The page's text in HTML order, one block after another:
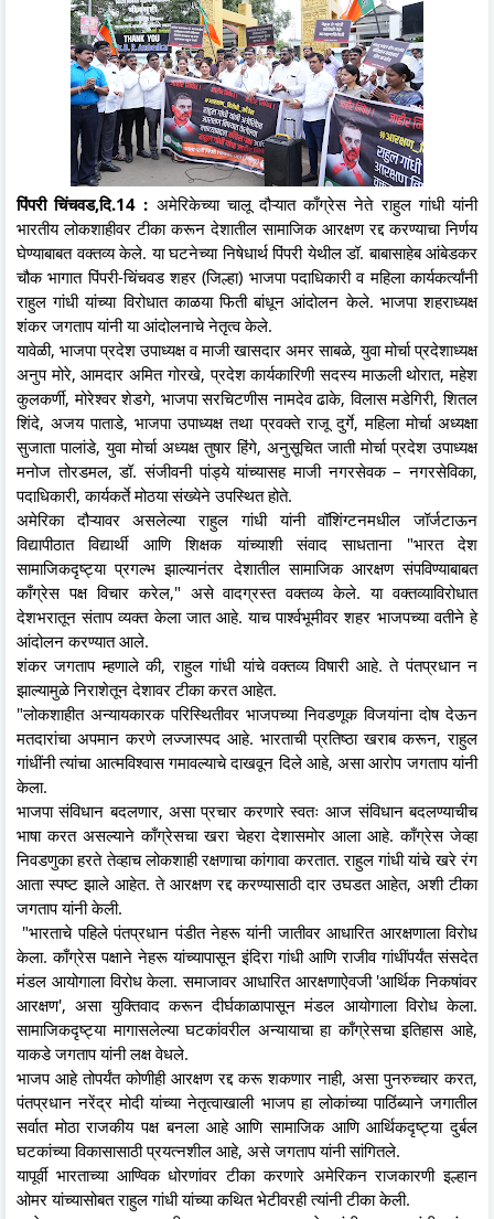
पिंपरी चिंचवड,दि.14 : अमेरिकेच्या चालू दौऱ्यात काँग्रेस नेते राहुल गांधी यांनी
भारतीय लोकशाहीवर टीका करून देशातील सामाजिक आरक्षण रद्द करण्याचा निर्णय
घेण्याबाबत वक्तव्य केले. या घटनेच्या निषेधार्थ पिंपरी येथील डॉ. बाबासाहेब आंबेडकर
चौक भागात पिंपरी-चिंचवड शहर (जिल्हा) भाजपा पदाधिकारी व महिला कार्यकर्त्यांनी
राहुल गांधी यांच्या विरोधात काळया फिती बांधून आंदोलन केले. भाजपा शहराध्यक्ष
शंकर जगताप यांनी या आंदोलनाचे नेतृत्व केले.
यावेळी, भाजपा प्रदेश उपाध्यक्ष व माजी खासदार अमर साबळे, युवा मोर्चा प्रदेशाध्यक्ष
अनुप मोरे, आमदार अमित गोरखे, प्रदेश कार्यकारिणी सदस्य माऊली थोरात, महेश
कुलकर्णी, मोरेश्वर शेडगे, भाजपा सरचिटणीस नामदेव ढाके, विलास मडेगिरी, शितल
शिंदे, अजय पाताडे, भाजपा उपाध्यक्ष तथा प्रवक्ते राजू दुर्गे, महिला मोर्चा अध्यक्षा
सुजाता पालांडे, युवा मोर्चा अध्यक्ष तुषार हिंगे, अनुसूचित जाती मोर्चा प्रदेश उपाध्यक्ष
मनोज तोरडमल, डॉ. संजीवनी पांड्ये यांच्यासह माजी नगरसेवक – नगरसेविका,
पदाधिकारी, कार्यकर्ते मोठया संख्येने उपस्थित होते.
अमेरिका दौऱ्यावर असलेल्या राहुल गांधी यांनी वॉशिंग्टनमधील जॉर्जटाऊन
विद्यापीठात विद्यार्थी आणि शिक्षक यांच्याशी संवाद साधताना "भारत देश
सामाजिकदृष्ट्या प्रगल्भ झाल्यानंतर देशातील सामाजिक आरक्षण संपविण्याबाबत
काँग्रेस पक्ष विचार करेल," असे वादग्रस्त वक्तव्य केले. या वक्तव्याविरोधात
देशभरातून संताप व्यक्त केला जात आहे. याच पार्श्वभूमीवर शहर भाजपच्या वतीने हे
आंदोलन करण्यात आले.
शंकर जगताप म्हणाले की, राहुल गांधी यांचे वक्तव्य विषारी आहे. ते पंतप्रधान न
झाल्यामुळे निराशेतून देशावर टीका करत आहेत.
"लोकशाहीत अन्यायकारक परिस्थितीवर भाजपच्या निवडणूक विजयांना दोष देऊन
मतदारांचा अपमान करणे लज्जास्पद आहे. भारताची प्रतिष्ठा खराब करून, राहुल
गांधींनी त्यांचा आत्मविश्वास गमावल्याचे दाखवून दिले आहे, असा आरोप जगताप यांनी
केला.
भाजपा संविधान बदलणार, असा प्रचार करणारे स्वतः आज संविधान बदलण्याचीच
भाषा करत असल्याने काँग्रेसचा खरा चेहरा देशासमोर आला आहे. काँग्रेस जेव्हा
निवडणुका हरते तेव्हाच लोकशाही रक्षणाचा कांगावा करतात. राहुल गांधी यांचे खरे रंग
आता स्पष्ट झाले आहेत. ते आरक्षण रद्द करण्यासाठी दार उघडत आहेत, अशी टीका
जगताप यांनी केली.
"भारताचे पहिले पंतप्रधान पंडीत नेहरू यांनी जातीवर आधारित आरक्षणाला विरोध
केला. काँग्रेस पक्षाने नेहरू यांच्यापासून इंदिरा गांधी आणि राजीव गांधींपर्यंत संसदेत
मंडल आयोगाला विरोध केला. समाजावर आधारित आरक्षणाऐवजी 'आर्थिक निकषांवर
आरक्षण', असा युक्तिवाद करून दीर्घकाळापासून मंडल आयोगाला विरोध केला.
सामाजिकदृष्ट्या मागासलेल्या घटकांवरील अन्यायाचा हा काँग्रेसचा इतिहास आहे,
याकडे जगताप यांनी लक्ष वेधले.
भाजप आहे तोपर्यंत कोणीही आरक्षण रद्द करू शकणार नाही, असा पुनरुच्चार करत,
पंतप्रधान नरेंद्र मोदी यांच्या नेतृत्वाखाली भाजप हा लोकांच्या पाठिंब्याने जगातील
सर्वात मोठा राजकीय पक्ष बनला आहे आणि सामाजिक आणि आर्थिकदृष्ट्या दुर्बल
घटकांच्या विकासासाठी प्रयत्नशील आहे, असे जगताप यांनी सांगितले.
यापूर्वी भारताच्या आण्विक धोरणांवर टीका करणारे अमेरिकन राजकारणी इल्हान
ओमर यांच्यासोबत राहुल गांधी यांच्या कथित भेटीवरही त्यांनी टीका केली.